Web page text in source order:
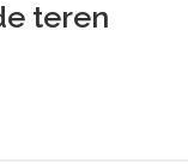
teren